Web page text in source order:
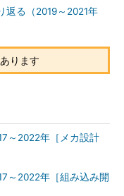
返る（2019～2021年
ります
～2022年［メカ設計
～2022年［組み込み開